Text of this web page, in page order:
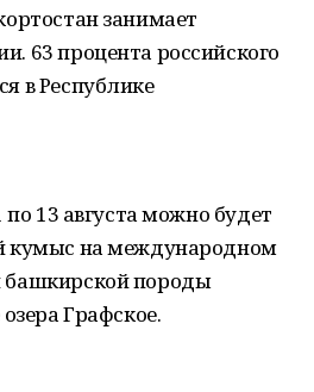
занимает
63 процента российского
в Республике
13 августа можно будет
кумыс на международном
породы
Графское.